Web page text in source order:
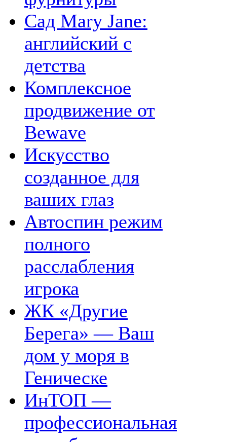
Сад Mary Jane:
английский с
детства
Комплексное
продвижение от
Bewave
Искусство
созданное для
ваших глаз
Автоспин режим
полного
расслабления
игрока
ЖК «Другие
Берега» — Ваш
дом у моря в
Геническе
ИнТОП —
профессиональная